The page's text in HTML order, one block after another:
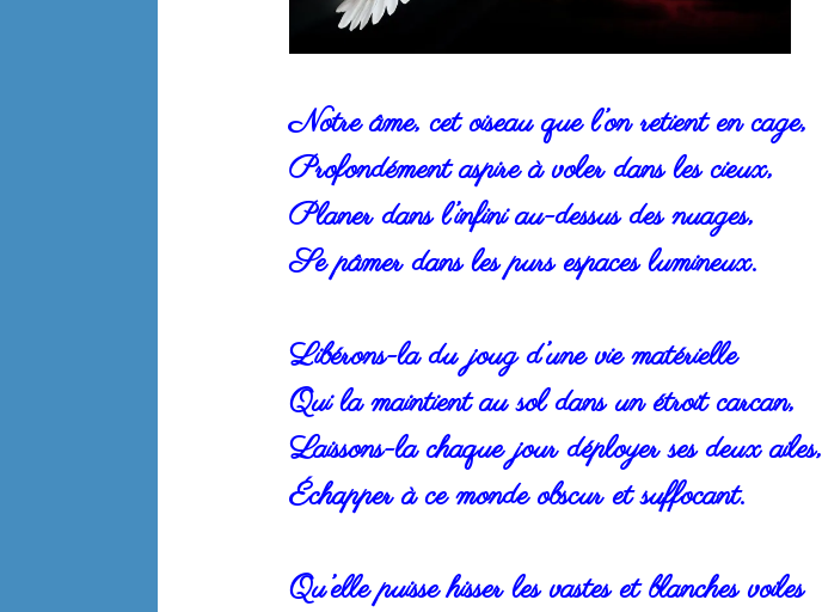
Notre âme, cet oiseau que l’on retient en cage,
Profondément aspire à voler dans les cieux,
Planer dans l’infini au-dessus des nuages,
Se pâmer dans les purs espaces lumineux.
Libérons-la du joug d’une vie matérielle
Qui la maintient au sol dans un étroit carcan,
Laissons-la chaque jour déployer ses deux ailes,
Échapper à ce monde obscur et suffocant.
Qu’elle puisse hisser les vastes et blanches voiles